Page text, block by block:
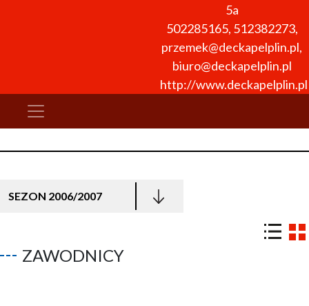
5a
502285165, 512382273,
przemek@deckapelplin.pl,
biuro@deckapelplin.pl
http://www.deckapelplin.pl
SEZON 2006/2007
ZAWODNICY